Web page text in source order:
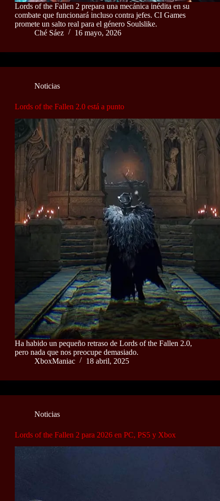
Lords of the Fallen 2 prepara una mecánica inédita en su
combate que funcionará incluso contra jefes. CI Games
promete un salto real para el género Soulslike.
Ché Sáez
16 mayo, 2026
Noticias
Lords of the Fallen 2.0 está a punto
Ha habido un pequeño retraso de Lords of the Fallen 2.0,
pero nada que nos preocupe demasiado.
XboxManiac
18 abril, 2025
Noticias
Lords of the Fallen 2 para 2026 en PC, PS5 y Xbox